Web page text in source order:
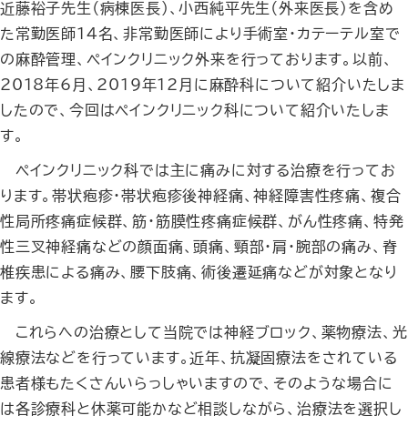
近藤裕子先生（病棟医長）、小西純平先生（外来医長）を含め
た常勤医師14名、非常勤医師により手術室・カテーテル室で
の麻酔管理、ペインクリニック外来を行っております。以前、
2018年6月、2019年12月に麻酔科について紹介いたしま
したので、今回はペインクリニック科について紹介いたしま
す。
ペインクリニック科では主に痛みに対する治療を行ってお
ります。帯状疱疹・帯状疱疹後神経痛、神経障害性疼痛、複合
性局所疼痛症候群、筋・筋膜性疼痛症候群、がん性疼痛、特発
性三叉神経痛などの顔面痛、頭痛、頸部・肩・腕部の痛み、脊
椎疾患による痛み、腰下肢痛、術後遷延痛などが対象となり
ます。
これらへの治療として当院では神経ブロック、薬物療法、光
線療法などを行っています。近年、抗凝固療法をされている
患者様もたくさんいらっしゃいますので、そのような場合に
は各診療科と休薬可能かなど相談しながら、治療法を選択し